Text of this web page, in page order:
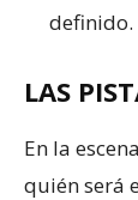
definido.
LAS
En la
quién será